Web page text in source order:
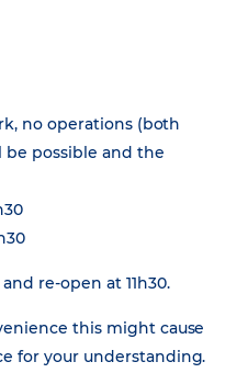
no operations (both
possible and the
re-open at 11h30.
this might cause
for your understanding.